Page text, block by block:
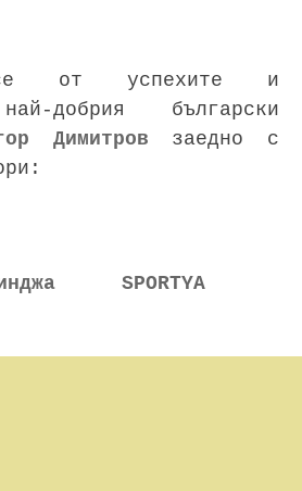
се от успехите и
добрия български
Димитров заедно с
SPORTYA